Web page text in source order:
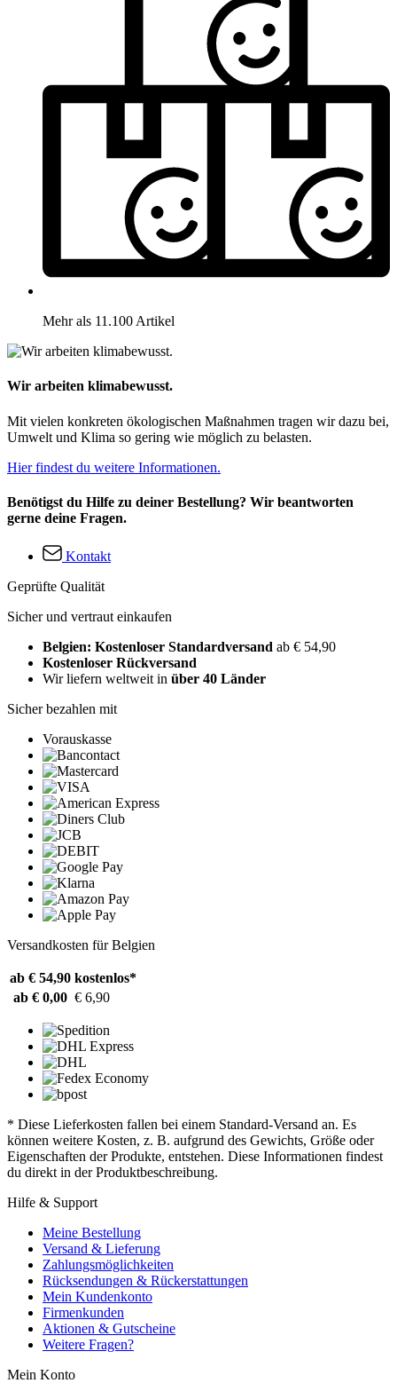
Mehr als 11.100 Artikel
Wir arbeiten klimabewusst.
Mit vielen konkreten ökologischen Maßnahmen tragen wir dazu bei,
Umwelt und Klima so gering wie möglich zu belasten.
Hier findest du weitere Informationen.
Benötigst du Hilfe zu deiner Bestellung? Wir beantworten
gerne deine Fragen.
Kontakt
Geprüfte Qualität
Sicher und vertraut einkaufen
Belgien: Kostenloser Standardversand ab € 54,90
Kostenloser Rückversand
Wir liefern weltweit in über 40 Länder
Sicher bezahlen mit
Vorauskasse
Versandkosten für Belgien
ab € 54,90 kostenlos*
ab € 0,00 € 6,90
* Diese Lieferkosten fallen bei einem Standard-Versand an. Es
können weitere Kosten, z. B. aufgrund des Gewichts, Größe oder
Eigenschaften der Produkte, entstehen. Diese Informationen findest
du direkt in der Produktbeschreibung.
Hilfe & Support
Meine Bestellung
Versand & Lieferung
Zahlungsmöglichkeiten
Rücksendungen & Rückerstattungen
Mein Kundenkonto
Firmenkunden
Aktionen & Gutscheine
Weitere Fragen?
Mein Konto